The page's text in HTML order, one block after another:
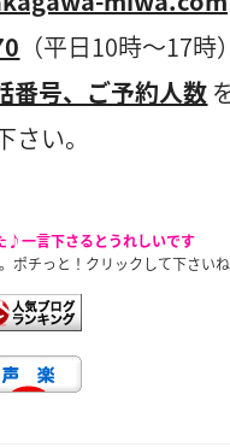
（平日10時～17時
番号、ご予約人数
さい。
♪一言下さるとうれしいです
ポチっと！クリックして下さ